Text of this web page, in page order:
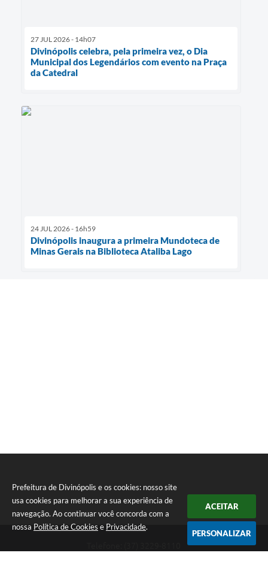
Prefeitura de Divinópolis e os cookies: nosso site
usa cookies para melhorar a sua experiência de
navegação. Ao continuar você concorda com a
nossa Política de Cookies e Privacidade.
ACEITAR
PERSONALIZAR
27 JUL 2026 - 14h07
Divinópolis celebra, pela primeira vez, o Dia
Municipal dos Legendários com evento na Praça
da Catedral
24 JUL 2026 - 16h59
Divinópolis inaugura a primeira Mundoteca de
Minas Gerais na Biblioteca Ataliba Lago